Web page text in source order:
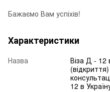
Бажаємо Вам успіхів!
Характеристики
Назва
Віза Д - 12
12 в